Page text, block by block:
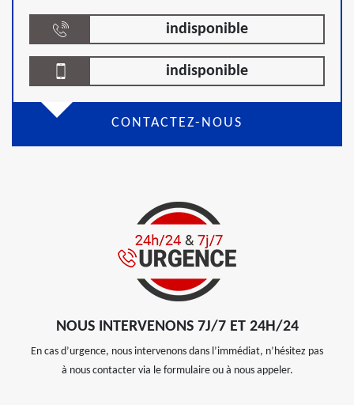
indisponible
indisponible
CONTACTEZ-NOUS
NOUS INTERVENONS 7J/7 ET 24H/24
En cas d’urgence, nous intervenons dans l’immédiat, n’hésitez pas
à nous contacter via le formulaire ou à nous appeler.